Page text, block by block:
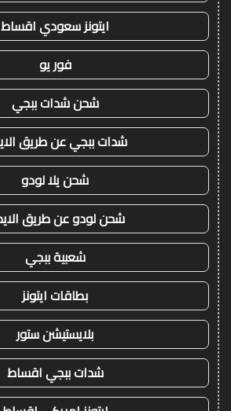
ايتونز سعودي اقساط
فور يو
شحن شدات ببجي
شدات ببجي عن طريق
شحن يلا لودو
شحن لودو عن طريق
شعبية ببجي
بطاقات ايتونز
بلايستيشن ستور
شدات ببجي اقساط